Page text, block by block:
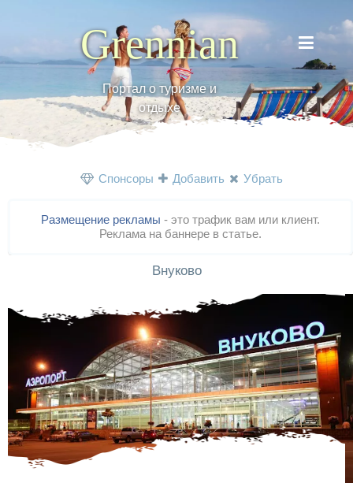
Grennian
Портал о туризме и
отдыхе
Спонсоры Добавить Убрать
Размещение рекламы - это трафик вам или клиент.
Реклама на баннере в статье.
Внуково